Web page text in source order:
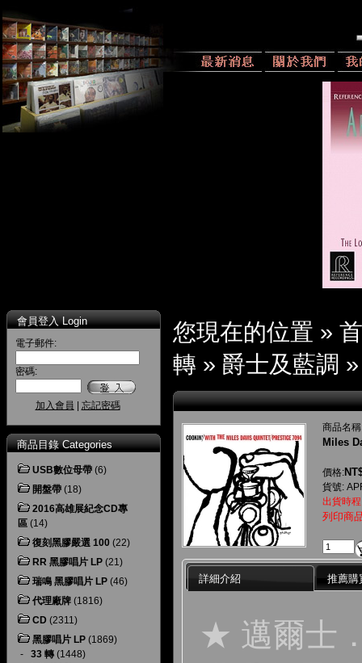
會員登入 Login
電子郵件:
密碼:
加入會員 忘記密碼
商品目錄 Categories
USB數位母帶 (6)
開盤帶 (18)
2016高雄展紀念CD專
區 (14)
復刻黑膠嚴選 100 (22)
RR 黑膠唱片 LP (21)
瑞鳴 黑膠唱片 LP (46)
代理廠牌 (1816)
CD (2311)
黑膠唱片 LP (1869)
- 33 轉 (1448)
您現在的位置 »
轉 » 爵士及藍調
商品名
Miles
價格:
貨號:
出貨時
列印商
詳細介紹 推薦購
★ 邁爾士